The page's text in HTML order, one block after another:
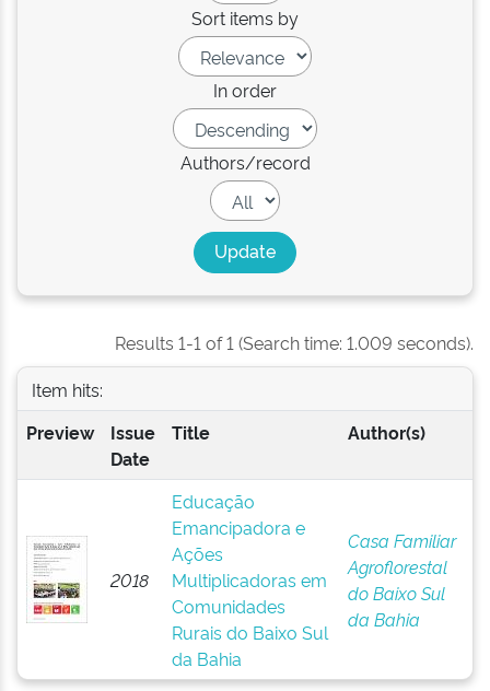
Sort items by
In order
Authors/record
Results 1-1 of 1 (Search time: 1.009 seconds).
Item hits:
Preview
Issue
Date
Title Author(s)
2018
Educação
Emancipadora e
Ações
Multiplicadoras em
Comunidades
Rurais do Baixo Sul
da Bahia
Casa Familiar
Agroflorestal
do Baixo Sul
da Bahia